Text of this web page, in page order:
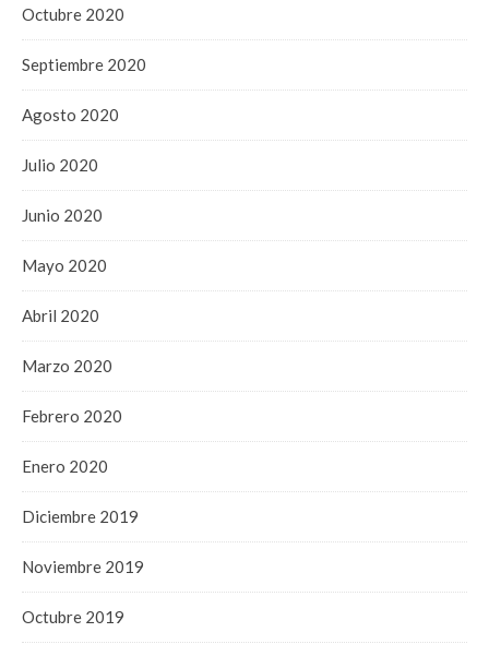
Octubre 2020
Septiembre 2020
Agosto 2020
Julio 2020
Junio 2020
Mayo 2020
Abril 2020
Marzo 2020
Febrero 2020
Enero 2020
Diciembre 2019
Noviembre 2019
Octubre 2019